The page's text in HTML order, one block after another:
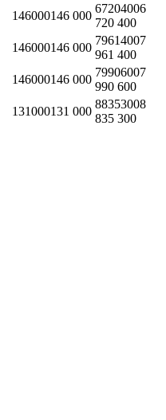
146000146 000
67204006
720 400
146000146 000
79614007
961 400
146000146 000
79906007
990 600
131000131 000
88353008
835 300